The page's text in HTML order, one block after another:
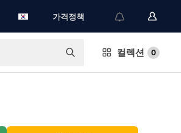
가격정책
컬렉션 0